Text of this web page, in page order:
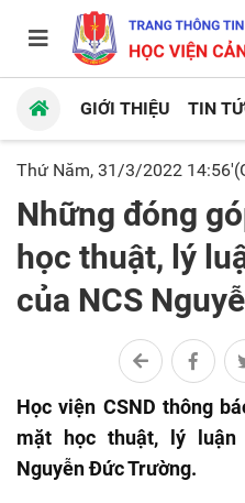
GIỚI THIỆU TIN
Thứ Năm, 31/3/2022
Những đóng
học thuật, lý
của NCS
Học viện CSND thông
mặt học thuật, lý
Nguyễn Đức Trường.